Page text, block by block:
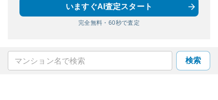
いますぐAI査定スタート
完全無料・60秒で査定
検索